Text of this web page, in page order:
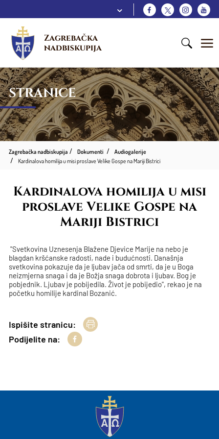
Zagrebačka
nadbiskupija
STRANICE
Zagrebačka nadbiskupija Dokumenti
Audiogalerije
Kardinalova homilija u misi proslave Velike Gospe na Mariji Bistrici
Kardinalova homilija u misi
proslave Velike Gospe na
Mariji Bistrici
"Svetkovina Uznesenja Blažene Djevice Marije na nebo je
blagdan kršćanske radosti, nade i budućnosti. Današnja
svetkovina pokazuje da je ljubav jača od smrti, da je u Boga
neizmjerna snaga i da je Božja snaga dobrota i ljubav. Bog je
pobjednik. Ljubav je pobijedila. Život je pobijedio", rekao je na
početku homilije kardinal Bozanić.
Ispišite stranicu:
Podijelite na: